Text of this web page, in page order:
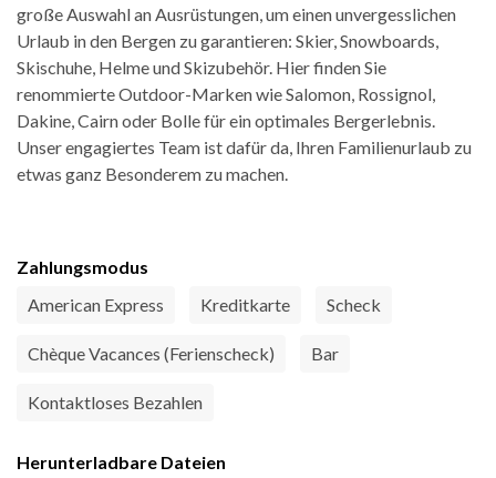
große Auswahl an Ausrüstungen, um einen unvergesslichen
Urlaub in den Bergen zu garantieren: Skier, Snowboards,
Skischuhe, Helme und Skizubehör. Hier finden Sie
renommierte Outdoor-Marken wie Salomon, Rossignol,
Dakine, Cairn oder Bolle für ein optimales Bergerlebnis.
Unser engagiertes Team ist dafür da, Ihren Familienurlaub zu
etwas ganz Besonderem zu machen.
Zahlungsmodus
American Express
Kreditkarte Scheck
Chèque Vacances (Ferienscheck) Bar
Kontaktloses Bezahlen
Herunterladbare Dateien